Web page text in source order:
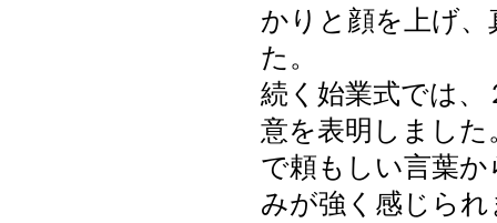
かりと顔を上げ
た。
続く始業式では、
意を表明しました
で頼もしい言葉
みが強く感じら